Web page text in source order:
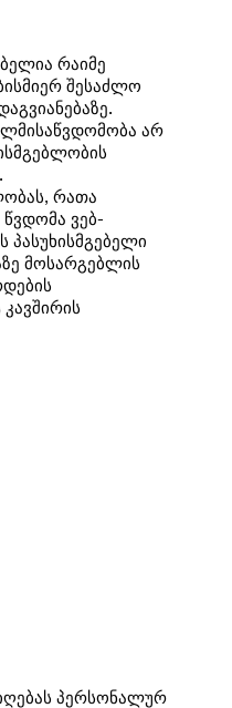
რაიმე
შესაძლო
არ
რათა
ვებ-
პასუხისმგებელი
მოსარგებლის
პერსონალურ